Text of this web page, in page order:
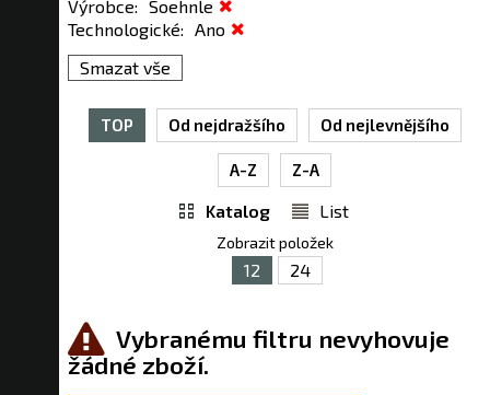
Výrobce: Soehnle
Technologické: Ano
Smazat vše
TOP Od nejdražšího Od nejlevnějšího
A-Z Z-A
Katalog List
Zobrazit položek
12 24
Vybranému filtru nevyhovuje
žádné zboží.